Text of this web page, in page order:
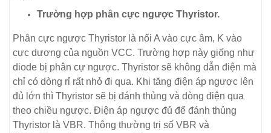
Trường hợp phân cực ngược Thyristor.
Phân cực ngược Thyristor là nối A vào cực âm, K vào
cực dương của nguồn VCC. Trường hợp này giống như
diode bị phân cự ngược. Thyristor sẽ không dẫn điện mà
chỉ có dòng rỉ rất nhỏ đi qua. Khi tăng điện áp ngược lên
đủ lớn thì Thyristor sẽ bị đánh thủng và dòng điện qua
theo chiều ngược. Điện áp ngược đủ để đánh thủng
Thyristor là VBR. Thông thường trị số VBR và